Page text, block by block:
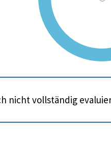
nicht vollständig